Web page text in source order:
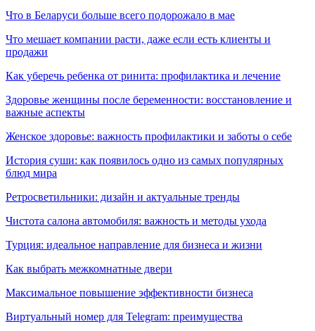
Что в Беларуси больше всего подорожало в мае
Что мешает компании расти, даже если есть клиенты и
продажи
Как уберечь ребенка от ринита: профилактика и лечение
Здоровье женщины после беременности: восстановление и
важные аспекты
Женское здоровье: важность профилактики и заботы о себе
История суши: как появилось одно из самых популярных
блюд мира
Ретросветильники: дизайн и актуальные тренды
Чистота салона автомобиля: важность и методы ухода
Турция: идеальное направление для бизнеса и жизни
Как выбрать межкомнатные двери
Максимальное повышение эффективности бизнеса
Виртуальный номер для Telegram: преимущества